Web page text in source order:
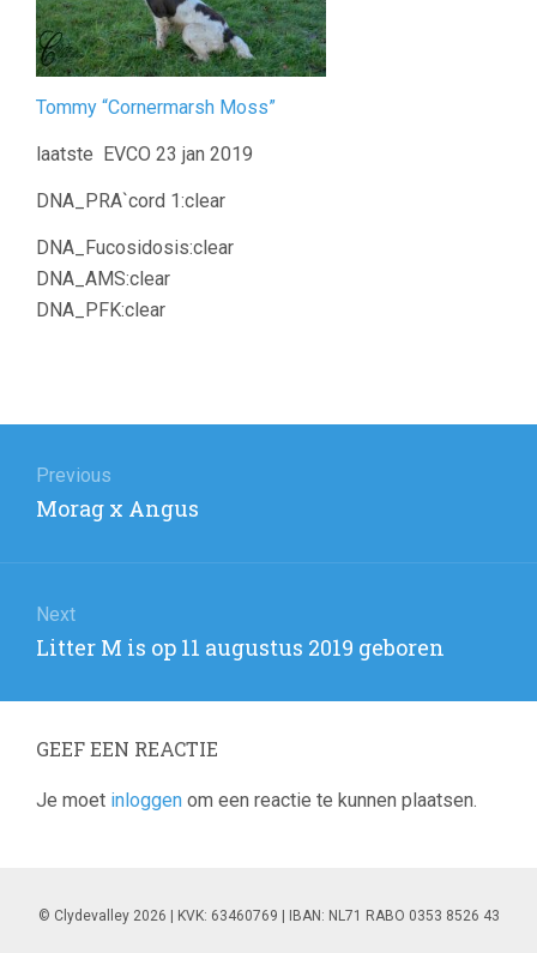
Tommy “Cornermarsh Moss”
laatste EVCO 23 jan 2019
DNA_PRA`cord 1:clear
DNA_Fucosidosis:clear
DNA_AMS:clear
DNA_PFK:clear
Previous
Previous
Morag x Angus
Next
Next
Litter M is op 11 augustus 2019 geboren
GEEF EEN REACTIE
Je moet inloggen om een reactie te kunnen plaatsen.
© Clydevalley 2026 | KVK: 63460769 | IBAN: NL71 RABO 0353 8526 43